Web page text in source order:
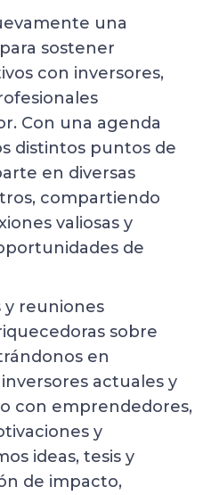
una
sostener
con inversores,
Con una agenda
distintos puntos de
en diversas
compartiendo
valiosas y
de
y reuniones
sobre
en
actuales y
con emprendedores,
y
ideas, tesis y
de impacto,